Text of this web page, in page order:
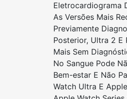
Eletrocardiograma
As Versões Mais
Previamente
Posterior, Ultra 2 E
Mais Sem
No Sangue Pode
Bem-estar E Não
Watch Ultra E